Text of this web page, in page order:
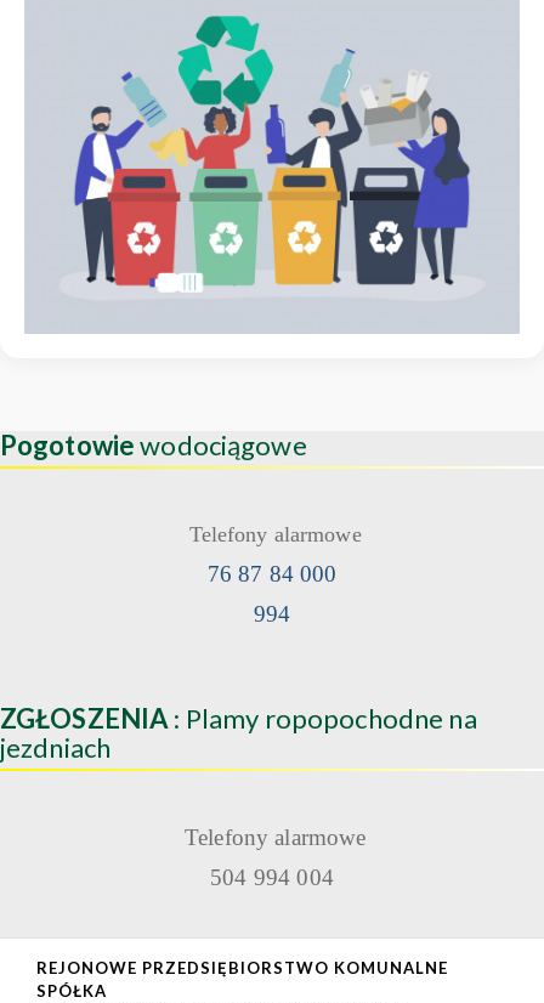
Pogotowiewodociągowe
Telefony alarmowe
76 87 84 000
994
ZGŁOSZENIA : Plamy ropopochodne na
jezdniach
Telefony alarmowe
504 994 004
REJONOWE PRZEDSIĘBIORSTWO KOMUNALNE
SPÓŁKA